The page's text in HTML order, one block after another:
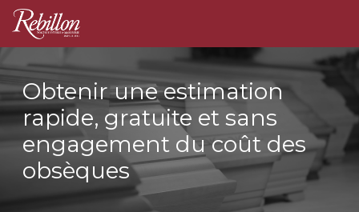
Obtenir une estimation
rapide, gratuite et sans
engagement du coût des
obsèques